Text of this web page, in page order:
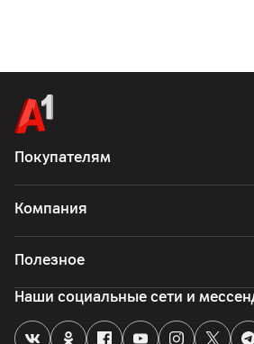
Покупателям
Компания
Полезное
Наши социальные сети и